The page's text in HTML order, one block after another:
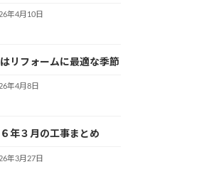
年4月10日
リフォームに最適な季節
年4月8日
６年３月の工事まとめ
年3月27日